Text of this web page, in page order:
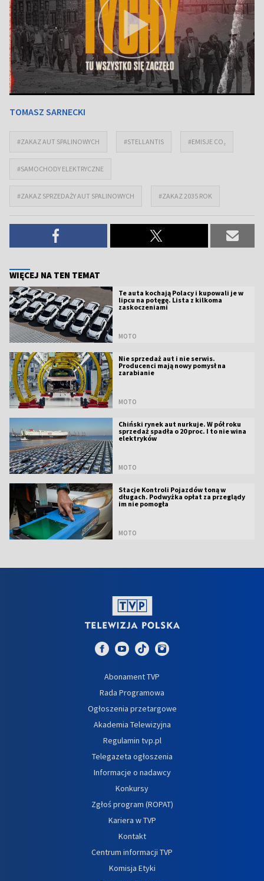
TOMASZ SARNECKI
#ZAKAZ AUT SPALINOWYCH #STELLANTIS #EMISJE CO₂
#SAMOCHODY ELEKTRYCZNE
#ZAKAZ SPRZEDAŻY AUT SPALINOWYCH #ZAKAZ 2035 ROK
WIĘCEJ NA TEN TEMAT
Te auta kochają Polacy i kupowali je w
lipcu na potęgę. Lista z kilkoma
zaskoczeniami
MOTO
Nie sprzedaż aut i nie serwis.
Producenci mają nowy pomysł na
zarabianie
MOTO
Chiński rynek aut nurkuje. W pół roku
sprzedaż spadła o 20 proc. I to nie wina
elektryków
MOTO
Stacje Kontroli Pojazdów toną w
długach. Podwyżka opłat za przeglądy
im nie pomogła
MOTO
Abonament TVP
Rada Programowa
Ogłoszenia przetargowe
Akademia Telewizyjna
Regulamin tvp.pl
Telegazeta ogłoszenia
Informacje o nadawcy
Konkursy
Zgłoś program (ROPAT)
Kariera w TVP
Kontakt
Centrum informacji TVP
Komisja Etyki